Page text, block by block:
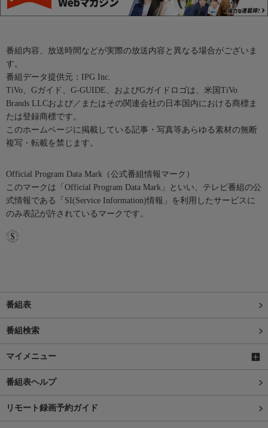
番組内容、放送時間などが実際の放送内容と異なる場合がございま
す。
番組データ提供元：IPG Inc.
TiVo、Gガイド、G-GUIDE、およびGガイドロゴは、米国TiVo
Brands LLCおよび／またはその関連会社の日本国内における商標ま
たは登録商標です。
このホームページに掲載している記事・写真等あらゆる素材の無断
複写・転載を禁じます。
Official Program Data Mark（公式番組情報マーク）
このマークは「Official Program Data Mark」といい、テレビ番組の公
式情報である「SI(Service Information)情報」を利用したサービスに
のみ表記が許されているマークです。
番組表
番組検索
マイメニュー
番組表ヘルプ
リモート録画予約ガイド